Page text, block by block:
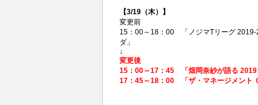
【3/19（木）】
変更前
15：00～18：00 「ノジマTリーグ 2019-
ダ」
↓
変更後
15：00～17：45 「畑岡奈紗が語る 2019
17：45～18：00 「ザ・マネージメント